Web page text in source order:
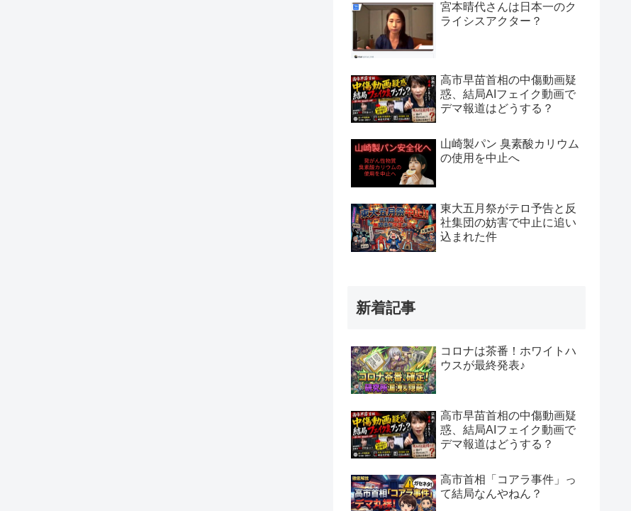
宮本晴代さんは日本一のク
ライシスアクター？
高市早苗首相の中傷動画疑
惑、結局AIフェイク動画で
デマ報道はどうする？
山崎製パン 臭素酸カリウム
の使用を中止へ
東大五月祭がテロ予告と反
社集団の妨害で中止に追い
込まれた件
新着記事
コロナは茶番！ホワイトハ
ウスが最終発表♪
高市早苗首相の中傷動画疑
惑、結局AIフェイク動画で
デマ報道はどうする？
高市首相「コアラ事件」っ
て結局なんやねん？